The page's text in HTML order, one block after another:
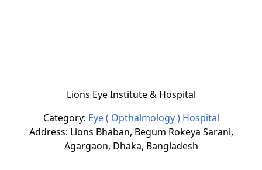
Lions Eye Institute & Hospital
Category: Eye ( Opthalmology ) Hospital
Address: Lions Bhaban, Begum Rokeya Sarani,
Agargaon, Dhaka, Bangladesh